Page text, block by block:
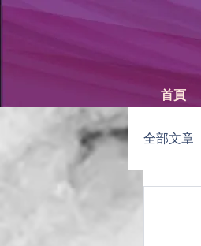
首頁
全部文章